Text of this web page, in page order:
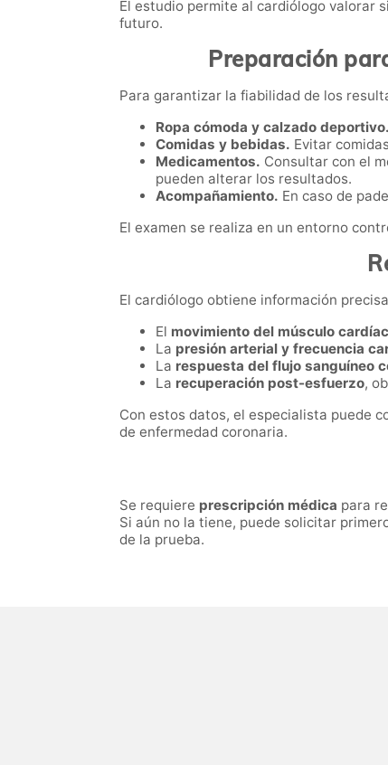
El estudio permite al cardiólogo valorar
futuro.
Preparación
Para garantizar la fiabilidad de los
Ropa cómoda y calzado deportivo.
Comidas y bebidas. Evitar
Medicamentos. Consultar con el
pueden alterar los resultados.
Acompañamiento. En caso de
El examen se realiza en un entorno
El cardiólogo obtiene información
El movimiento del músculo
La presión arterial y frecuencia
La respuesta del flujo sanguíneo
La recuperación post-esfuerzo,
Con estos datos, el especialista puede
de enfermedad coronaria.
Se requiere prescripción médica para
Si aún no la tiene, puede solicitar
de la prueba.